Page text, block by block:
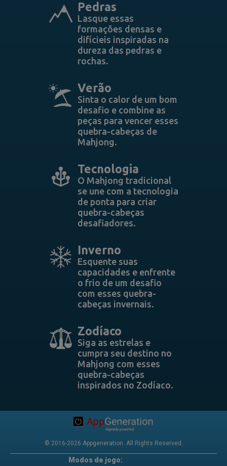
Pedras
Lasque essas
formações densas e
difícieis inspiradas na
dureza das pedras e
rochas.
Verão
Sinta o calor de um bom
desafio e combine as
peças para vencer esses
quebra-cabeças de
Mahjong.
Tecnologia
O Mahjong tradicional
se une com a tecnologia
de ponta para criar
quebra-cabeças
desafiadores.
Inverno
Esquente suas
capacidades e enfrente
o frio de um desafio
com esses quebra-
cabeças invernais.
Zodíaco
Siga as estrelas e
cumpra seu destino no
Mahjong com esses
quebra-cabeças
inspirados no Zodíaco.
© 2016-2026 Appgeneration. All Rights Reserved.
Modos de jogo: